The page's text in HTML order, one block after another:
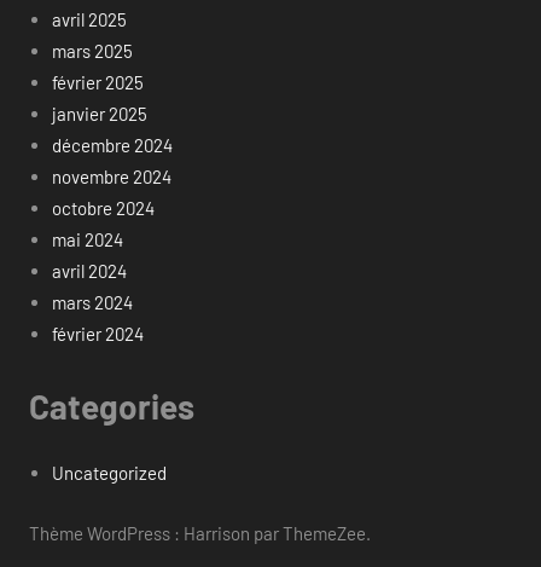
avril 2025
mars 2025
février 2025
janvier 2025
décembre 2024
novembre 2024
octobre 2024
mai 2024
avril 2024
mars 2024
février 2024
Categories
Uncategorized
Thème WordPress : Harrison par ThemeZee.